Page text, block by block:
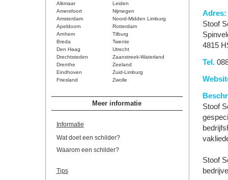
Alkmaar
Leiden
Amersfoort
Nijmegen
Amsterdam
Noord-Midden Limburg
Apeldoorn
Rotterdam
Arnhem
Tilburg
Breda
Twente
Den Haag
Utrecht
Drechtsteden
Zaanstreek-Waterland
Drenthe
Zeeland
Eindhoven
Zuid-Limburg
Friesland
Zwolle
Meer informatie
Informatie
Wat doet een schilder?
Waarom een schilder?
Tips
Adres:
Stoof
4815
Tel.
Stoof
Stoof